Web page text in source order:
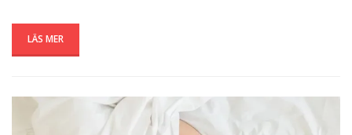
LÄS MER